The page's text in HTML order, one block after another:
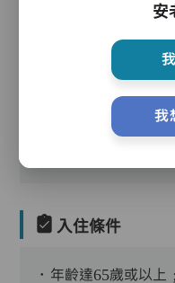
浴
入住條件
．年齡達65歲或以上﹔
安
我